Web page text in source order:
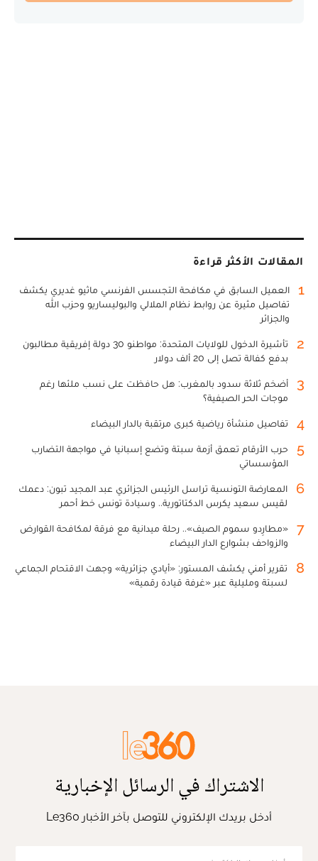
المقالات الأكثر قراءة
1
العميل السابق في مكافحة التجسس الفرنسي ماثيو غديري يكشف
تفاصيل مثيرة عن روابط نظام الملالي والبوليساريو وحزب الله
والجزائر
2
تأشيرة الدخول للولايات المتحدة: مواطنو 30 دولة إفريقية مطالبون
بدفع كفالة تصل إلى 20 ألف دولار
3
أضخم ثلاثة سدود بالمغرب: هل حافظت على نسب ملئها رغم
موجات الحر الصيفية؟
4 تفاصيل منشأة رياضية كبرى مرتقبة بالدار البيضاء
5
حرب الأرقام تعمق أزمة سبتة وتضع إسبانيا في مواجهة التضارب
المؤسساتي
6
المعارضة التونسية تراسل الرئيس الجزائري عبد المجيد تبون: دعمك
لقيس سعيد يكرس الدكتاتورية.. وسيادة تونس خط أحمر
7
«مطارِدو سموم الصيف».. رحلة ميدانية مع فرقة لمكافحة القوارض
والزواحف بشوارع الدار البيضاء
8
تقرير أمني يكشف المستور: «أيادي جزائرية» وجهت الاقتحام الجماعي
لسبتة ومليلية عبر «غرفة قيادة رقمية»
الاشتراك في الرسائل الإخبارية
أدخل بريدك الإلكتروني للتوصل بآخر الأخبار Le360